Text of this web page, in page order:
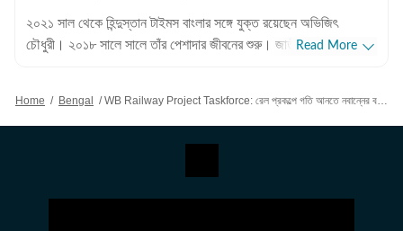
২০২১ সাল থেকে হিন্দুস্তান টাইমস বাংলার সঙ্গে যুক্ত রয়েছেন অভিজিৎ
চৌধুরী। ২০১৮ সালে সালে তাঁর পেশাদার জীবনের শুরু। জাতীয়, আন্তর্জাতিক
বিষয়ে তাঁর আগ্রহ সবচেয়ে বেশি। কলকাতা বিশ্ববিদ্যালয় থেকে সাংবাদিকতায়
ভারতে কাজ করার অভিজ্ঞতা রয়েছে অভিজিতের। এছাড়া আকাশবাণীতে রেডিও
জকি হিসেবেও কাজ করেছিলেন তিনি। খবরের জগৎ ছাড়া খেলাধুলো, ইতিহাসে
Read More
Home / Bengal / WB Railway Project Taskforce: রেল প্রকল্পে গতি আনতে নবান্নের বড় পদক্ষেপ, মুখ্যসচিবের নেতৃত্বে ২০ সদস্যের টাস্কফোর্স